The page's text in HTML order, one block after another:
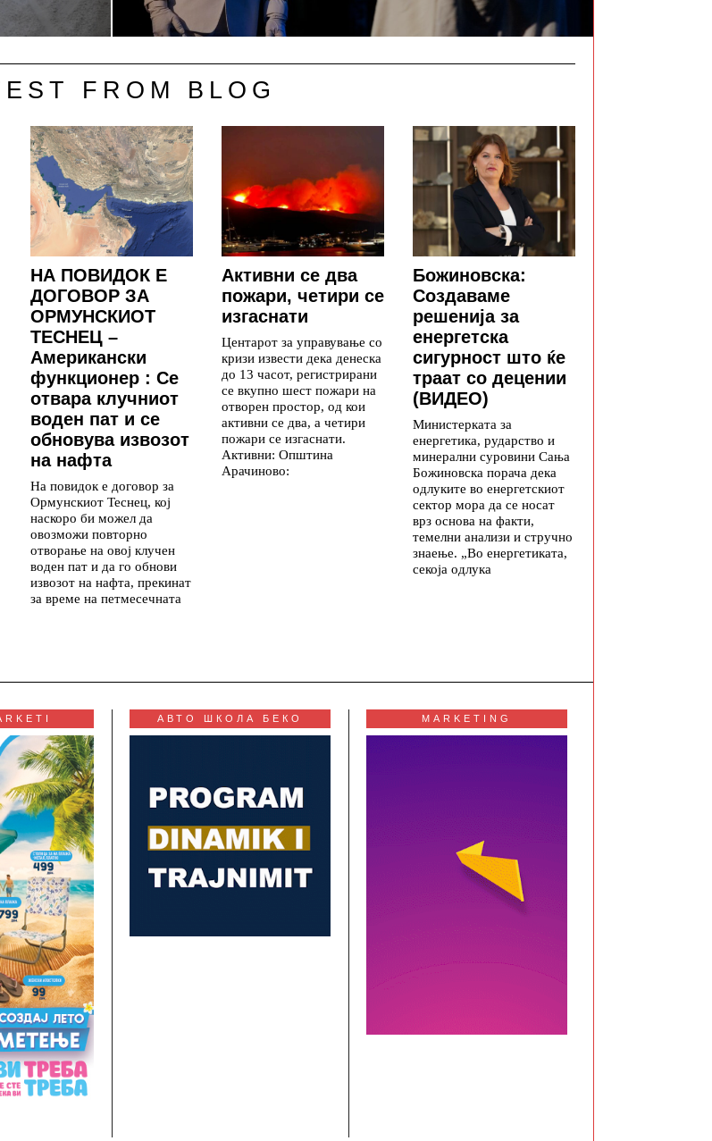
FROM BLOG
НА ПОВИДОК Е
ДОГОВОР ЗА
ОРМУНСКИОТ
ТЕСНЕЦ –
Американски
функционер : Се
отвара клучниот
воден пат и се
обновува извозот
на нафта
На повидок е договор за
Ормунскиот Теснец, кој
наскоро би можел да
овозможи повторно
отворање на овој клучен
воден пат и да го обнови
извозот на нафта, прекинат
за време на петмесечната
Aктивни се два
пожари, четири се
изгаснати
Центарот за управување со
кризи извести дека денеска
до 13 часот, регистрирани
се вкупно шест пожари на
отворен простор, од кои
активни се два, а четири
пожари се изгаснати.
Активни: Општина
Арачиново:
Божиновска:
Создаваме
решенија за
енергетска
сигурност што ќе
траат со децении
(ВИДЕО)
Министерката за
енергетика, рударство и
минерални суровини Сања
Божиновска порача дека
одлуките во енергетскиот
сектор мора да се носат
врз основа на факти,
темелни анализи и стручно
знаење. „Во енергетиката,
секоја одлука
АВТО ШКОЛА БЕКО MARKETING